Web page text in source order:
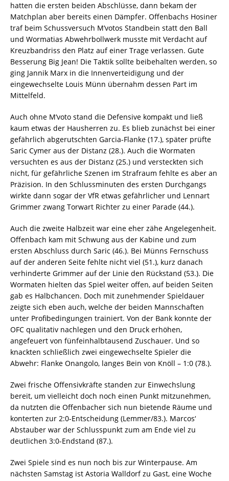
hatten die ersten beiden Abschlüsse, dann bekam der
Matchplan aber bereits einen Dämpfer. Offenbachs Hosiner
traf beim Schussversuch M’votos Standbein statt den Ball
und Wormatias Abwehrbollwerk musste mit Verdacht auf
Kreuzbandriss den Platz auf einer Trage verlassen. Gute
Besserung Big Jean! Die Taktik sollte beibehalten werden, so
ging Jannik Marx in die Innenverteidigung und der
eingewechselte Louis Münn übernahm dessen Part im
Mittelfeld.
Auch ohne M’voto stand die Defensive kompakt und ließ
kaum etwas der Hausherren zu. Es blieb zunächst bei einer
gefährlich abgerutschten Garcia-Flanke (17.), später prüfte
Saric Cymer aus der Distanz (28.). Auch die Wormaten
versuchten es aus der Distanz (25.) und versteckten sich
nicht, für gefährliche Szenen im Strafraum fehlte es aber an
Präzision. In den Schlussminuten des ersten Durchgangs
wirkte dann sogar der VfR etwas gefährlicher und Lennart
Grimmer zwang Torwart Richter zu einer Parade (44.).
Auch die zweite Halbzeit war eine eher zähe Angelegenheit.
Offenbach kam mit Schwung aus der Kabine und zum
ersten Abschluss durch Saric (46.). Bei Münns Fernschuss
auf der anderen Seite fehlte nicht viel (51.), kurz danach
verhinderte Grimmer auf der Linie den Rückstand (53.). Die
Wormaten hielten das Spiel weiter offen, auf beiden Seiten
gab es Halbchancen. Doch mit zunehmender Spieldauer
zeigte sich eben auch, welche der beiden Mannschaften
unter Profibedingungen trainiert. Von der Bank konnte der
OFC qualitativ nachlegen und den Druck erhöhen,
angefeuert von fünfeinhalbtausend Zuschauer. Und so
knackten schließlich zwei eingewechselte Spieler die
Abwehr: Flanke Onangolo, langes Bein von Knöll – 1:0 (78.).
Zwei frische Offensivkräfte standen zur Einwechslung
bereit, um vielleicht doch noch einen Punkt mitzunehmen,
da nutzten die Offenbacher sich nun bietende Räume und
konterten zur 2:0-Entscheidung (Lemmer/83.). Marcos‘
Abstauber war der Schlusspunkt zum am Ende viel zu
deutlichen 3:0-Endstand (87.).
Zwei Spiele sind es nun noch bis zur Winterpause. Am
nächsten Samstag ist Astoria Walldorf zu Gast, eine Woche